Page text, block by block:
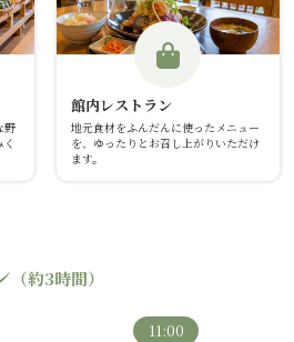
野
館内レストラン
地元食材をふんだんに使ったメニュー
を、ゆったりとお召し上がりいただけ
ます。
（約3時間）
11:00